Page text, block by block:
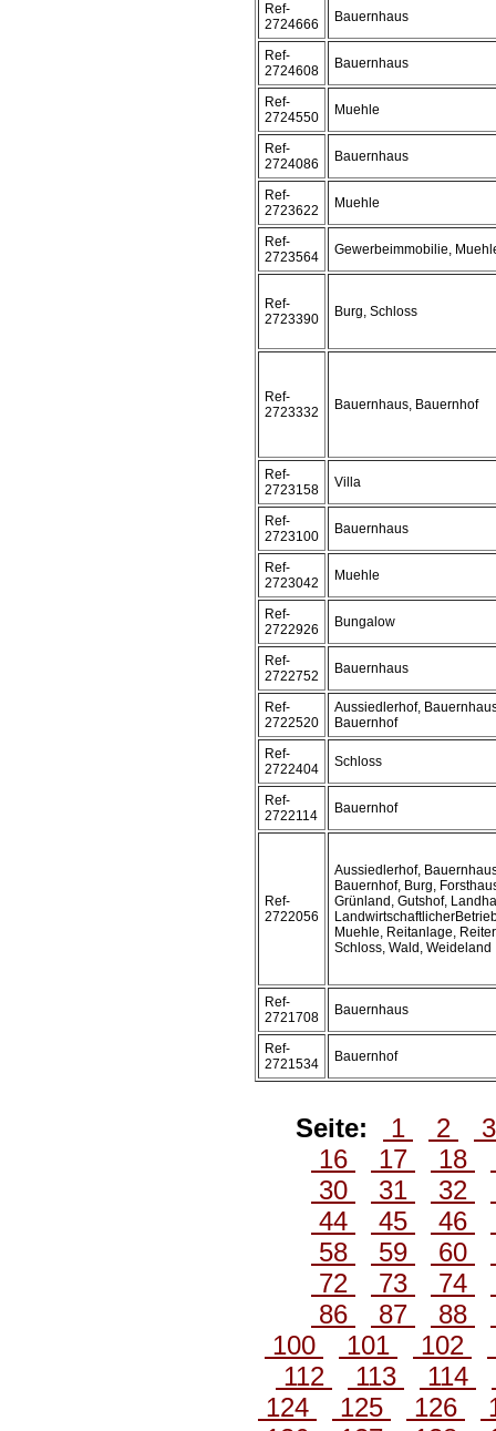
Ref-
2724666
Bauernhaus
Ref-
2724608
Bauernhaus
Ref-
2724550
Muehle
Ref-
2724086
Bauernhaus
Ref-
2723622
Muehle
Ref-
2723564
Gewerbeimmobilie,
Ref-
2723390
Burg, Schloss
Ref-
2723332
Bauernhaus, Bauernhof
Ref-
2723158
Villa
Ref-
2723100
Bauernhaus
Ref-
2723042
Muehle
Ref-
2722926
Bungalow
Ref-
2722752
Bauernhaus
Ref-
2722520
Aussiedlerhof,
Bauernhof
Ref-
2722404
Schloss
Ref-
2722114
Bauernhof
Ref-
2722056
Aussiedlerhof,
Bauernhof, Burg,
Grünland, Gutshof,
Muehle, Reitanlage,
Schloss, Wald, Weideland
Ref-
2721708
Bauernhaus
Ref-
2721534
Bauernhof
Seite: 1 2
16
17 18
30
31 32
44
45 46
58
59 60
72
73 74
86
87 88
100
101 102
112
113 114
124
125 126